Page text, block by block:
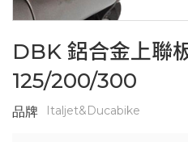
DBK 鋁合金上聯
125/200/300
品牌 Italjet&Ducabike